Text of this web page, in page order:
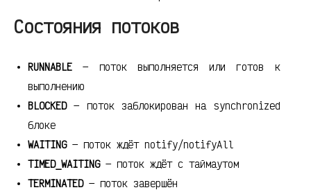
Состояния потоков
RUNNABLE — поток выполняется или готов к
выполнению
BLOCKED— поток заблокирован на synchronized
блоке
WAITING— поток ждёт notify/notifyAll
TIMED_WAITING— поток ждёт с таймаутом
TERMINATED— поток завершён